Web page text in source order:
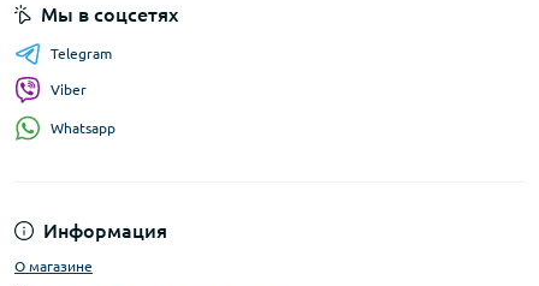
Информация
О магазине
Мы в соцсетях
Telegram
Viber
Whatsapp